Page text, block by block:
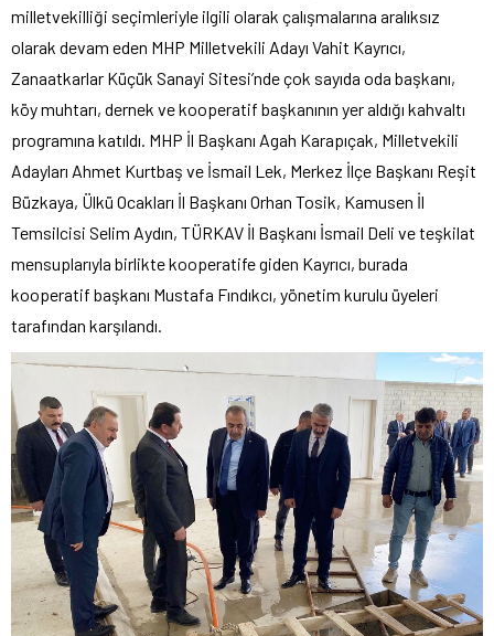
milletvekilliği seçimleriyle ilgili olarak çalışmalarına aralıksız
olarak devam eden MHP Milletvekili Adayı Vahit Kayrıcı,
Zanaatkarlar Küçük Sanayi Sitesi’nde çok sayıda oda başkanı,
köy muhtarı, dernek ve kooperatif başkanının yer aldığı kahvaltı
programına katıldı. MHP İl Başkanı Agah Karapıçak, Milletvekili
Adayları Ahmet Kurtbaş ve İsmail Lek, Merkez İlçe Başkanı Reşit
Büzkaya, Ülkü Ocakları İl Başkanı Orhan Tosik, Kamusen İl
Temsilcisi Selim Aydın, TÜRKAV İl Başkanı İsmail Deli ve teşkilat
mensuplarıyla birlikte kooperatife giden Kayrıcı, burada
kooperatif başkanı Mustafa Fındıkcı, yönetim kurulu üyeleri
tarafından karşılandı.